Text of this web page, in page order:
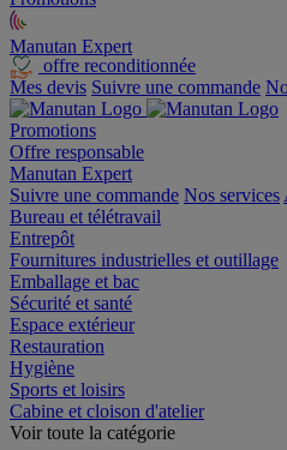
Manutan Expert
offre reconditionnée
Mes devis Suivre une commande
Promotions
Offre responsable
Manutan Expert
Suivre une commande Nos services
Bureau et télétravail
Entrepôt
Fournitures industrielles et outillage
Emballage et bac
Sécurité et santé
Espace extérieur
Restauration
Hygiène
Sports et loisirs
Cabine et cloison d'atelier
Voir toute la catégorie